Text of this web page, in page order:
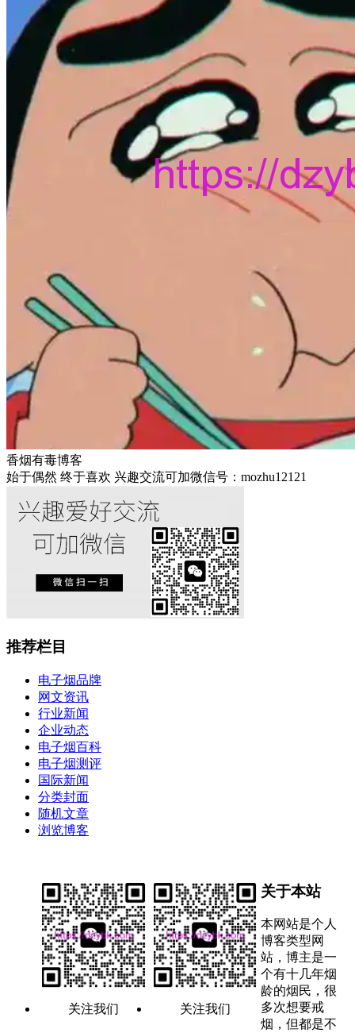
香烟有毒博客
始于偶然 终于喜欢 兴趣交流可加微信号：mozhu12121
推荐栏目
电子烟品牌
网文资讯
行业新闻
企业动态
电子烟百科
电子烟测评
国际新闻
分类封面
随机文章
浏览博客
关注我们 关注我们
关于本站
本网站是个人
博客类型网
站，博主是一
个有十几年烟
龄的烟民，很
多次想要戒
烟，但都是不